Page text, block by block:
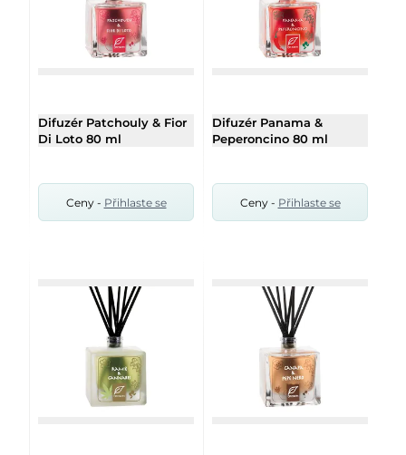
Difuzér Patchouly & Fior
Di Loto 80 ml
Ceny - Přihlaste se
Difuzér Panama &
Peperoncino 80 ml
Ceny - Přihlaste se